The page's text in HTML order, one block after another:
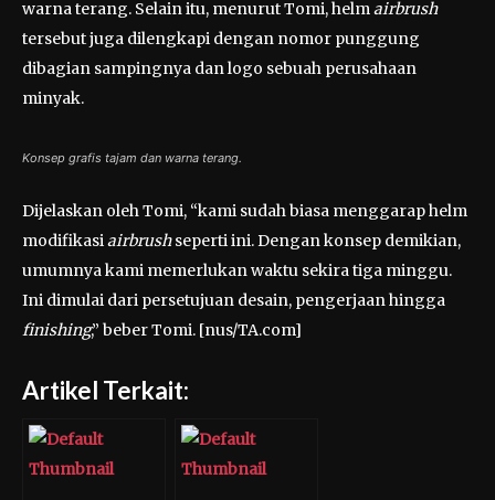
warna terang. Selain itu, menurut Tomi, helmairbrush
tersebut juga dilengkapi dengan nomor punggung
dibagian sampingnya dan logo sebuah perusahaan
minyak.
Konsep grafis tajam dan warna terang.
Dijelaskan oleh Tomi, “kami sudah biasa menggarap helm
modifikasiairbrushseperti ini. Dengan konsep demikian,
umumnya kami memerlukan waktu sekira tiga minggu.
Ini dimulai dari persetujuan desain, pengerjaan hingga
finishing,” beber Tomi. [nus/TA.com]
Artikel Terkait: